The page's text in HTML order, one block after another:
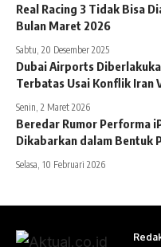
Real Racing 3 Tidak Bisa
Bulan Maret 2026
Sabtu, 20 Desember 2025
Dubai Airports
Terbatas Usai Konflik Iran
Senin, 2 Maret 2026
Beredar Rumor Performa
Dikabarkan dalam Bentuk
Selasa, 10 Februari 2026